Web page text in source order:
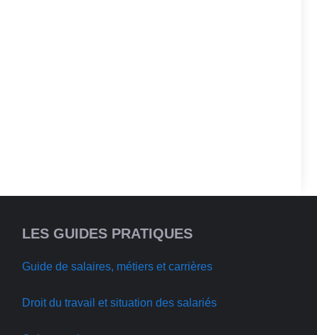
LES GUIDES PRATIQUES
Guide de salaires, métiers et carrières
Droit du travail et situation des salariés